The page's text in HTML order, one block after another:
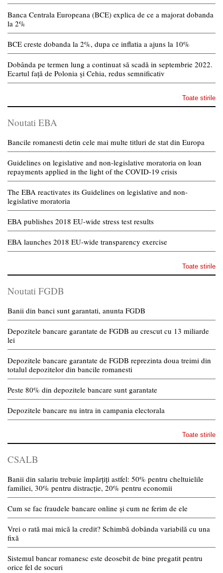
Banca Centrala Europeana (BCE) explica de ce a majorat dobanda
la 2%
BCE creste dobanda la 2%, dupa ce inflatia a ajuns la 10%
Dobânda pe termen lung a continuat să scadă in septembrie 2022.
Ecartul față de Polonia și Cehia, redus semnificativ
Toate stirile
Noutati EBA
Bancile romanesti detin cele mai multe titluri de stat din Europa
Guidelines on legislative and non-legislative moratoria on loan
repayments applied in the light of the COVID-19 crisis
The EBA reactivates its Guidelines on legislative and non-
legislative moratoria
EBA publishes 2018 EU-wide stress test results
EBA launches 2018 EU-wide transparency exercise
Toate stirile
Noutati FGDB
Banii din banci sunt garantati, anunta FGDB
Depozitele bancare garantate de FGDB au crescut cu 13 miliarde
lei
Depozitele bancare garantate de FGDB reprezinta doua treimi din
totalul depozitelor din bancile romanesti
Peste 80% din depozitele bancare sunt garantate
Depozitele bancare nu intra in campania electorala
Toate stirile
CSALB
Banii din salariu trebuie împărțiți astfel: 50% pentru cheltuielile
familiei, 30% pentru distracție, 20% pentru economii
Cum se fac fraudele bancare online și cum ne ferim de ele
Vrei o rată mai mică la credit? Schimbă dobânda variabilă cu una
fixă
Sistemul bancar romanesc este deosebit de bine pregatit pentru
orice fel de socuri